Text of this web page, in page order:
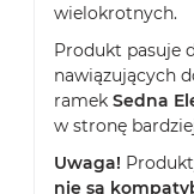
wielokrotnych.
Produkt pasuje
nawiązujących
ramek Sedna
w stronę
Uwaga!
nie są